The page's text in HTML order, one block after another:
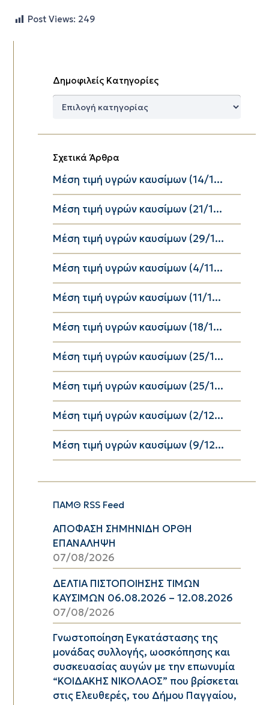
Post Views: 249
Δημοφιλείς Κατηγορίες
Δημοφιλείς
Σχετικά Άρθρα
Μέση τιμή υγρών καυσίμων (14/1...
Μέση τιμή υγρών καυσίμων (21/1...
Μέση τιμή υγρών καυσίμων (29/1...
Μέση τιμή υγρών καυσίμων (4/11...
Μέση τιμή υγρών καυσίμων (11/1...
Μέση τιμή υγρών καυσίμων (18/1...
Μέση τιμή υγρών καυσίμων (25/1...
Μέση τιμή υγρών καυσίμων (25/1...
Μέση τιμή υγρών καυσίμων (2/12...
Μέση τιμή υγρών καυσίμων (9/12...
ΠΑΜΘ RSS Feed
ΑΠΟΦΑΣΗ ΣΗΜΗΝΙΔΗ ΟΡΘΗ
ΕΠΑΝΑΛΗΨΗ
07/08/2026
ΔΕΛΤΙΑ ΠΙΣΤΟΠΟΙΗΣΗΣ ΤΙΜΩΝ
ΚΑΥΣΙΜΩΝ 06.08.2026 – 12.08.2026
07/08/2026
Γνωστοποίηση Εγκατάστασης της
μονάδας συλλογής, ωοσκόπησης και
συσκευασίας αυγών με την επωνυμία
“ΚΟΙΔΑΚΗΣ ΝΙΚΟΛΑΟΣ” που βρίσκεται
στις Ελευθερές, του Δήμου Παγγαίου,